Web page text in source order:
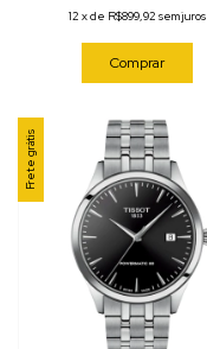
12 xde R$899,92 sem juros
Frete grátis